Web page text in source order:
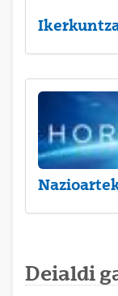
Deialdi